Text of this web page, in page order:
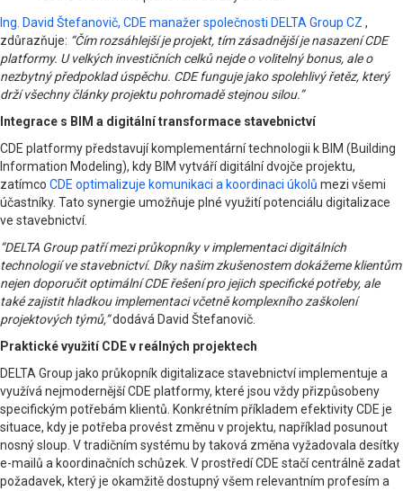
Ing. David Štefanovič, CDE manažer společnosti DELTA Group CZ ,
zdůrazňuje: “Čím rozsáhlejší je projekt, tím zásadnější je nasazení CDE
platformy. U velkých investičních celků nejde o volitelný bonus, ale o
nezbytný předpoklad úspěchu. CDE funguje jako spolehlivý řetěz, který
drží všechny články projektu pohromadě stejnou silou.”
Integrace s BIM a digitální transformace stavebnictví
CDE platformy představují komplementární technologii k BIM (Building
Information Modeling), kdy BIM vytváří digitální dvojče projektu,
zatímco CDE optimalizuje komunikaci a koordinaci úkolů mezi všemi
účastníky. Tato synergie umožňuje plné využití potenciálu digitalizace
ve stavebnictví.
“DELTA Group patří mezi průkopníky v implementaci digitálních
technologií ve stavebnictví. Díky našim zkušenostem dokážeme klientům
nejen doporučit optimální CDE řešení pro jejich specifické potřeby, ale
také zajistit hladkou implementaci včetně komplexního zaškolení
projektových týmů,”dodává David Štefanovič.
Praktické využití CDE v reálných projektech
DELTA Group jako průkopník digitalizace stavebnictví implementuje a
využívá nejmodernější CDE platformy, které jsou vždy přizpůsobeny
specifickým potřebám klientů. Konkrétním příkladem efektivity CDE je
situace, kdy je potřeba provést změnu v projektu, například posunout
nosný sloup. V tradičním systému by taková změna vyžadovala desítky
e-mailů a koordinačních schůzek. V prostředí CDE stačí centrálně zadat
požadavek, který je okamžitě dostupný všem relevantním profesím a